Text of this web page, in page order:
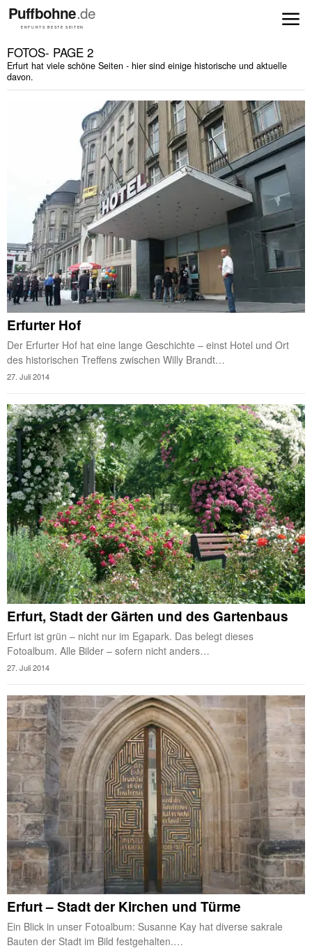
FOTOS- PAGE 2
Erfurt hat viele schöne Seiten - hier sind einige historische und aktuelle
davon.
Erfurter Hof
Der Erfurter Hof hat eine lange Geschichte – einst Hotel und Ort
des historischen Treffens zwischen Willy Brandt…
27. Juli 2014
Erfurt, Stadt der Gärten und des Gartenbaus
Erfurt ist grün – nicht nur im Egapark. Das belegt dieses
Fotoalbum. Alle Bilder – sofern nicht anders…
27. Juli 2014
Erfurt – Stadt der Kirchen und Türme
Ein Blick in unser Fotoalbum: Susanne Kay hat diverse sakrale
Bauten der Stadt im Bild festgehalten.…